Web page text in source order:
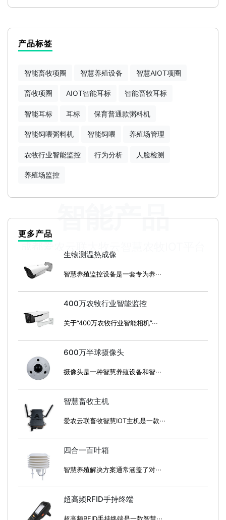
智能产品
产品标签
智能畜牧项圈 智慧养殖设备 智慧AIOT项圈
畜牧项圈 AIOT智能耳标 智能畜牧耳标
智能耳标 耳标 保育普通款粥料机
智能饲喂粥料机 智能饲喂 养殖场管理
农牧行业智能监控 行为分析 人脸检测
养殖场监控
更多产品
生物测温热成像
智慧养殖监控设备是一套专为养···
400万农牧行业智能监控
关于“400万农牧行业智能相机”···
600万半球摄像头
摄像头是一种智慧养殖设备和智···
智慧畜牧主机
爱农云联畜牧智慧IOT主机是一款···
四合一百叶箱
智慧养殖解决方案通常涵盖了对···
超高频RFID手持终端
超高频RFID手持终端是一款智慧···